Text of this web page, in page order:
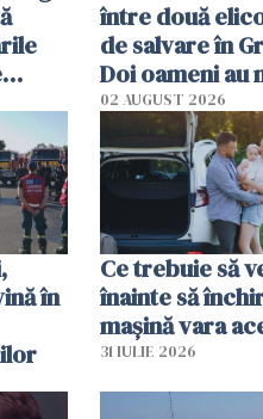
între două
de salvare în
Doi oameni au
02 AUGUST 2026
în
Ce trebuie să
înainte să
mașină vara
31 IULIE 2026